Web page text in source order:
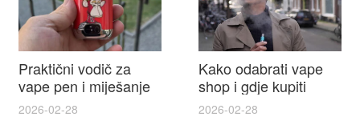
Praktični vodič za
vape pen i miješanje
e tekućina za sigurnije
punjenje i bolje okuse
2026-02-28
Kako odabrati vape
shop i gdje kupiti
Disposable Vapes uz
najbolje cijene
2026-02-28